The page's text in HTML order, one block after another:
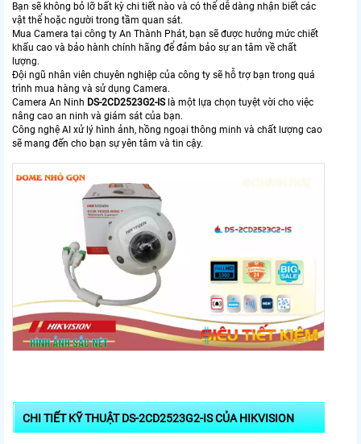
Bạn sẽ không bỏ lỡ bất kỳ chi tiết nào và có thể dễ dàng nhận biết các
vật thể hoặc người trong tầm quan sát.
Mua Camera tại công ty An Thành Phát, bạn sẽ được hưởng mức chiết
khấu cao và bảo hành chính hãng để đảm bảo sự an tâm về chất
lượng.
Đội ngũ nhân viên chuyên nghiệp của công ty sẽ hỗ trợ bạn trong quá
trình mua hàng và sử dụng Camera.
Camera An Ninh DS-2CD2523G2-ISlà một lựa chọn tuyệt vời cho việc
nâng cao an ninh và giám sát của bạn.
Công nghệ AI xử lý hình ảnh, hồng ngoại thông minh và chất lượng cao
sẽ mang đến cho bạn sự yên tâm và tin cậy.
CHI TIẾT KỸ THUẬT DS-2CD2523G2-IS CỦA HIKVISION